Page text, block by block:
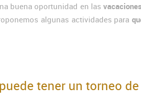
buena oportunidad en las
algunas actividades para
tener un torneo